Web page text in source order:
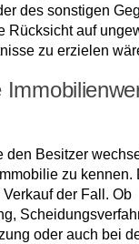
des sonstigen
Rücksicht auf
zu erzielen
den Besitzer
zu kennen.
der Fall. Ob
oder auch bei